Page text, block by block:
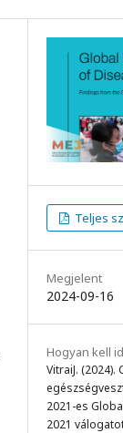
Teljes
Megjelent
2024-09-16
Hogyan kell
VitraiJ. (2024).
2021-es
2021